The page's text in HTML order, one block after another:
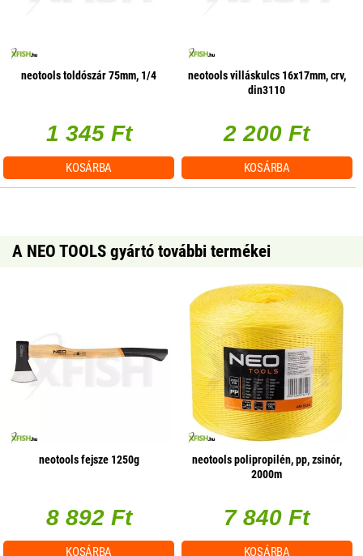
neotools toldószár 75mm, 1/4
1 345 Ft
KOSÁRBA
neotools villáskulcs 16x17mm, crv,
din3110
2 200 Ft
KOSÁRBA
A NEO TOOLS gyártó további termékei
neotools fejsze 1250g
8 892 Ft
KOSÁRBA
neotools polipropilén, pp, zsinór,
2000m
7 840 Ft
KOSÁRBA